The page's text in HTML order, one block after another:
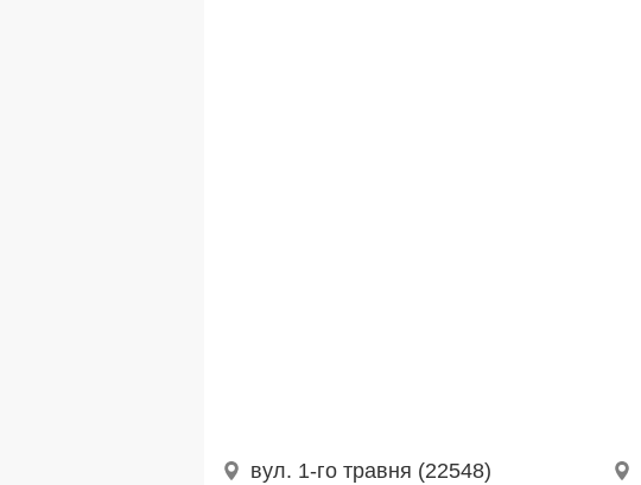
вул. 1-го травня (22548)